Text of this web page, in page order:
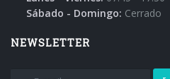
Sábado - Domingo: Cerrado
NEWSLETTER